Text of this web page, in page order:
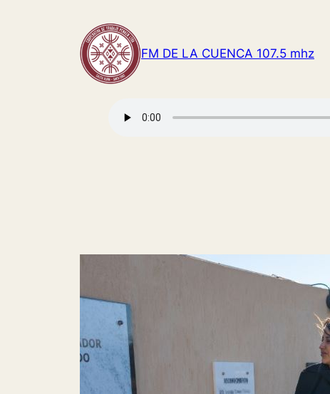
FM DE LA CUENCA 107.5 mhz